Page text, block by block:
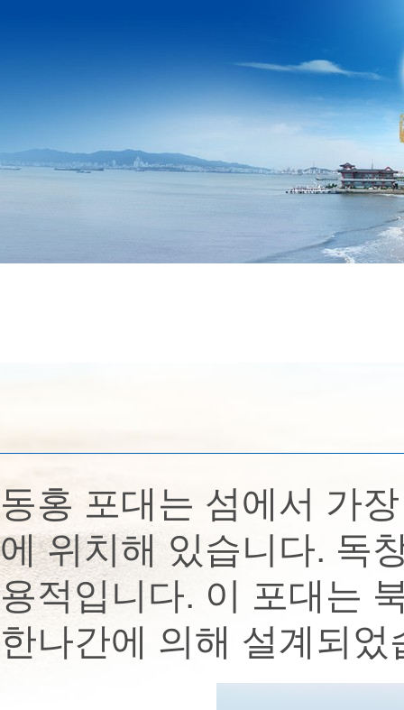
동홍 포대는 섬에서 가
에 위치해 있습니다. 독
용적입니다. 이 포대는
한나간에 의해 설계되었